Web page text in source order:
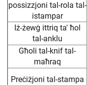
possizzjoni tal-rola tal-
istampar
Iż-żewġ ittriq ta' ħol
tal-anklu
Għoli tal-knif tal-
maħraq
Preċiżjoni tal-stampa